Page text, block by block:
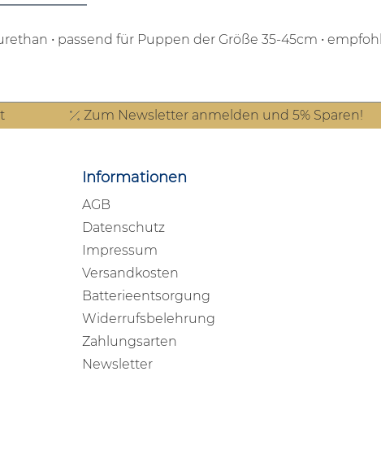
• passend für Puppen der Größe 35-45cm •
Zum Newsletter anmelden und 5% Sparen!
Informationen
AGB
Datenschutz
Impressum
Versandkosten
Batterieentsorgung
Widerrufsbelehrung
Zahlungsarten
Newsletter